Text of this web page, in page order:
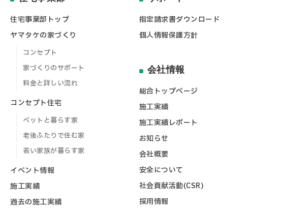
住宅事業部トップ
ヤマタケの家づくり
コンセプト
家づくりのサポート
料金と詳しい流れ
コンセプト住宅
ペットと暮らす家
老後ふたりで住む家
若い家族が暮らす家
イベント情報
施工実績
過去の施工実績
指定請求書ダウンロード
個人情報保護方針
会社情報
総合トップページ
施工実績
施工実績レポート
お知らせ
会社概要
安全について
社会貢献活動(CSR)
採用情報